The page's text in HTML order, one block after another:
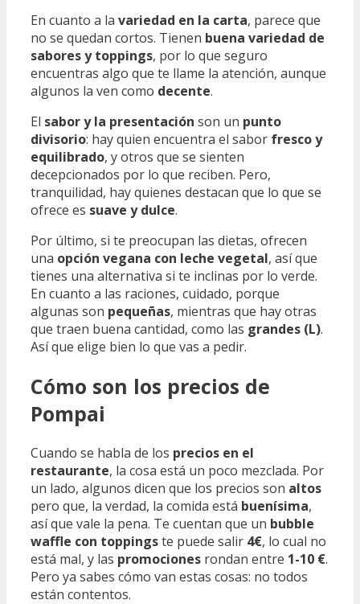
En cuanto a la variedad en la carta, parece que
no se quedan cortos. Tienen buena variedad de
sabores y toppings, por lo que seguro
encuentras algo que te llame la atención, aunque
algunos la ven como decente.
El sabor y la presentación son un punto
divisorio: hay quien encuentra el sabor fresco y
equilibrado, y otros que se sienten
decepcionados por lo que reciben. Pero,
tranquilidad, hay quienes destacan que lo que se
ofrece es suave y dulce.
Por último, si te preocupan las dietas, ofrecen
una opción vegana con leche vegetal, así que
tienes una alternativa si te inclinas por lo verde.
En cuanto a las raciones, cuidado, porque
algunas son pequeñas, mientras que hay otras
que traen buena cantidad, como las grandes (L).
Así que elige bien lo que vas a pedir.
Cómo son los precios de
Pompai
Cuando se habla de los precios en el
restaurante, la cosa está un poco mezclada. Por
un lado, algunos dicen que los precios son altos
pero que, la verdad, la comida está buenísima,
así que vale la pena. Te cuentan que un bubble
waffle con toppingste puede salir 4€, lo cual no
está mal, y las promociones rondan entre 1-10 €.
Pero ya sabes cómo van estas cosas: no todos
están contentos.